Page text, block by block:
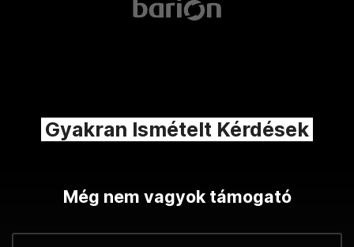
Gyakran Ismételt Kérdések
Még nem vagyok támogató